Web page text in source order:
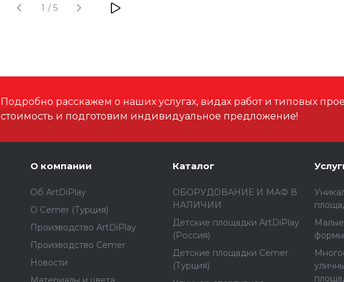
1 / 5
Высота падения,
Подробно расскажем о наших услугах, видах работ и типовых
стоимость и подготовим индивидуальное предложение!
О компании
Об ArtDiPlay
О Сemer (Турция)
Производство ArtDiPlay
Производство Cemer
Новости
Каталог
ОБОРУДОВАНИЕ И МАФ В
НАЛИЧИИ
Детские площадки ArtDiPlay
(Россия)
Детские площадки Cemer
(Турция)
Малые